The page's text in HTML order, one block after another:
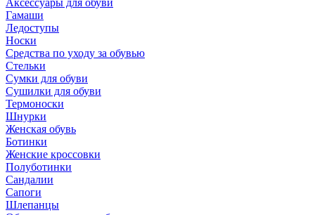
Аксессуары для обуви
Гамаши
Ледоступы
Носки
Средства по уходу за обувью
Стельки
Сумки для обуви
Сушилки для обуви
Термоноски
Шнурки
Женская обувь
Ботинки
Женские кроссовки
Полуботинки
Сандалии
Сапоги
Шлепанцы